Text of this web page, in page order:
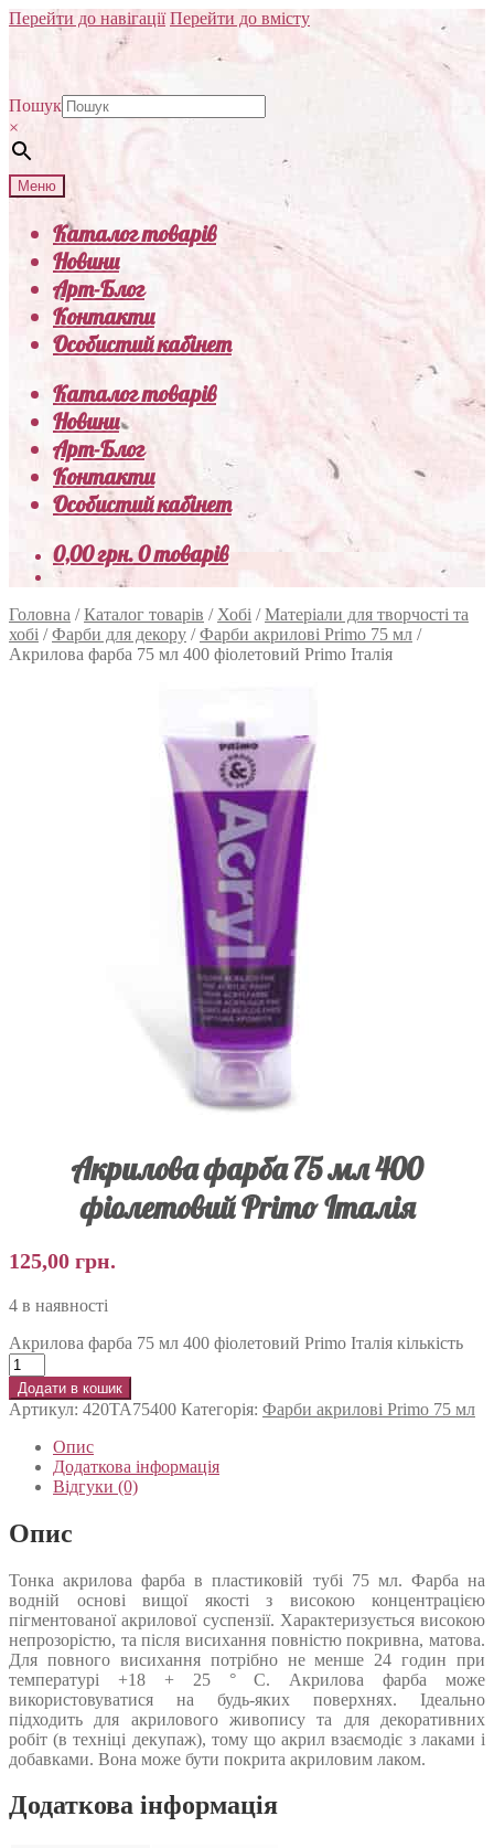
Перейти до навігації Перейти до вмісту
Пошук
×
Меню
Каталог товарів
Новини
Арт-Блог
Контакти
Особистий кабінет
Каталог товарів
Новини
Арт-Блог
Контакти
Особистий кабінет
0,00грн.0 товарів
Головна /Каталог товарів / Хобі /Матеріали для творчості та
хобі /Фарби для декору /Фарби акрилові Primo 75 мл /
Акрилова фарба 75 мл 400 фіолетовий Primo Італія
Акрилова фарба 75 мл 400
фіолетовий Primo Італія
125,00 грн.
4 в наявності
Акрилова фарба 75 мл 400 фіолетовий Primo Італія кількість
Додати в кошик
Артикул: 420TA75400 Категорія: Фарби акрилові Primo 75 мл
Опис
Додаткова інформація
Відгуки (0)
Опис
Тонка акрилова фарба в пластиковій тубі 75 мл. Фарба на
водній основі вищої якості з високою концентрацією
пігментованої акрилової суспензії. Характеризується високою
непрозорістю, та після висихання повністю покривна, матова.
Для повного висихання потрібно не менше 24 годин при
температурі +18 + 25 ° С. Акрилова фарба може
використовуватися на будь-яких поверхнях. Ідеально
підходить для акрилового живопису та для декоративних
робіт (в техніці декупаж), тому що акрил взаємодіє з лаками і
добавками. Вона може бути покрита акриловим лаком.
Додаткова інформація